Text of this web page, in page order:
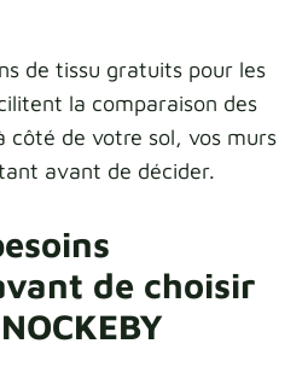
de tissu gratuits pour les
la comparaison des
côté de votre sol, vos murs
avant de décider.
de choisir